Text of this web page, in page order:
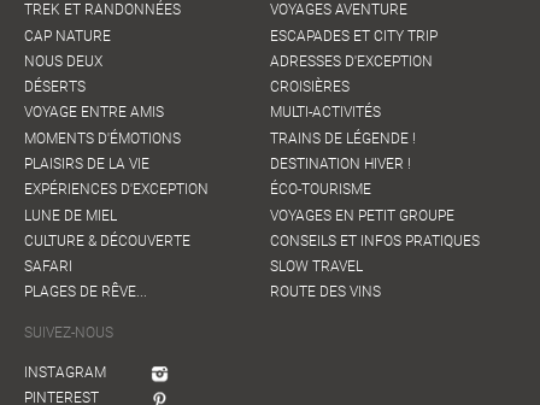
TREK ET RANDONNÉES
CAP NATURE
NOUS DEUX
DÉSERTS
VOYAGE ENTRE AMIS
MOMENTS D'ÉMOTIONS
PLAISIRS DE LA VIE
EXPÉRIENCES D'EXCEPTION
LUNE DE MIEL
CULTURE & DÉCOUVERTE
SAFARI
PLAGES DE RÊVE...
VOYAGES AVENTURE
ESCAPADES ET CITY TRIP
ADRESSES D'EXCEPTION
CROISIÈRES
MULTI-ACTIVITÉS
TRAINS DE LÉGENDE !
DESTINATION HIVER !
ÉCO-TOURISME
VOYAGES EN PETIT GROUPE
CONSEILS ET INFOS PRATIQUES
SLOW TRAVEL
ROUTE DES VINS
SUIVEZ-NOUS
INSTAGRAM
PINTEREST